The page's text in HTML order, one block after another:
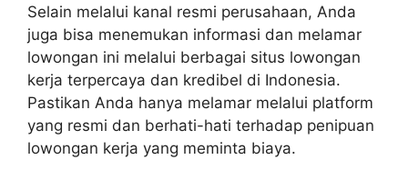
Selain melalui kanal resmi perusahaan, Anda
juga bisa menemukan informasi dan melamar
lowongan ini melalui berbagai situs lowongan
kerja terpercaya dan kredibel di Indonesia.
Pastikan Anda hanya melamar melalui platform
yang resmi dan berhati-hati terhadap penipuan
lowongan kerja yang meminta biaya.